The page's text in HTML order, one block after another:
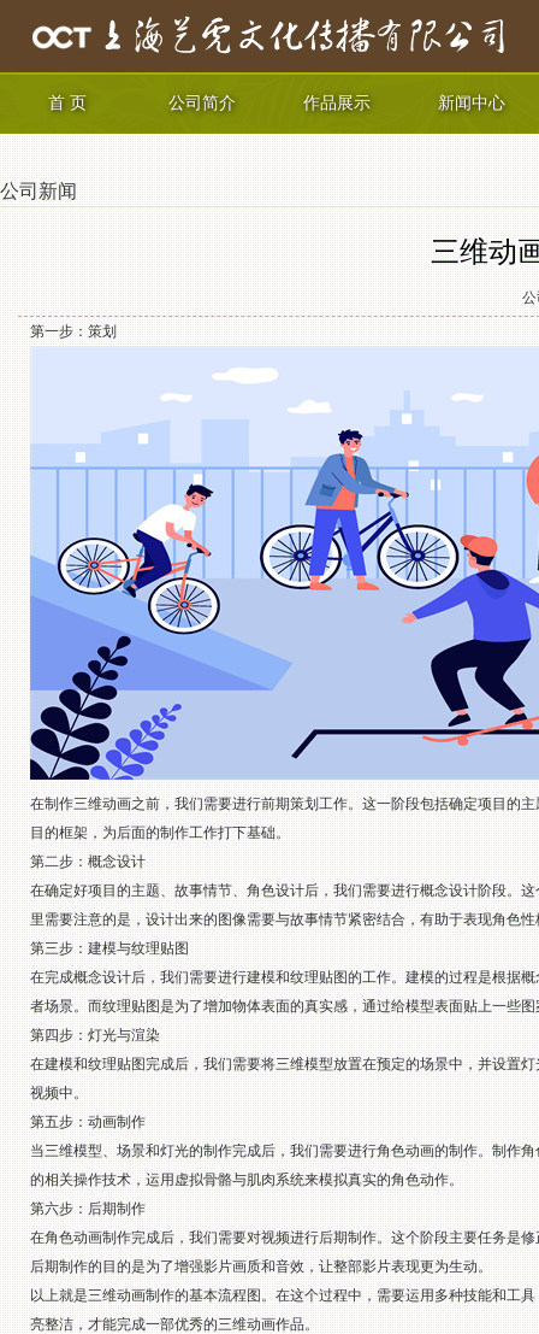
首 页 公司简介 作品展示 新闻中心
公司新闻
三维动
公
第一步：策划
在制作三维动画之前，我们需要进行前期策划工作。这一阶段包括确定项目的
目的框架，为后面的制作工作打下基础。
第二步：概念设计
在确定好项目的主题、故事情节、角色设计后，我们需要进行概念设计阶段。
里需要注意的是，设计出来的图像需要与故事情节紧密结合，有助于表现角色
第三步：建模与纹理贴图
在完成概念设计后，我们需要进行建模和纹理贴图的工作。建模的过程是根据
者场景。而纹理贴图是为了增加物体表面的真实感，通过给模型表面贴上一些
第四步：灯光与渲染
在建模和纹理贴图完成后，我们需要将三维模型放置在预定的场景中，并设置
视频中。
第五步：动画制作
当三维模型、场景和灯光的制作完成后，我们需要进行角色动画的制作。制作
的相关操作技术，运用虚拟骨骼与肌肉系统来模拟真实的角色动作。
第六步：后期制作
在角色动画制作完成后，我们需要对视频进行后期制作。这个阶段主要任务是
后期制作的目的是为了增强影片画质和音效，让整部影片表现更为生动。
以上就是三维动画制作的基本流程图。在这个过程中，需要运用多种技能和工
亮整洁，才能完成一部优秀的三维动画作品。